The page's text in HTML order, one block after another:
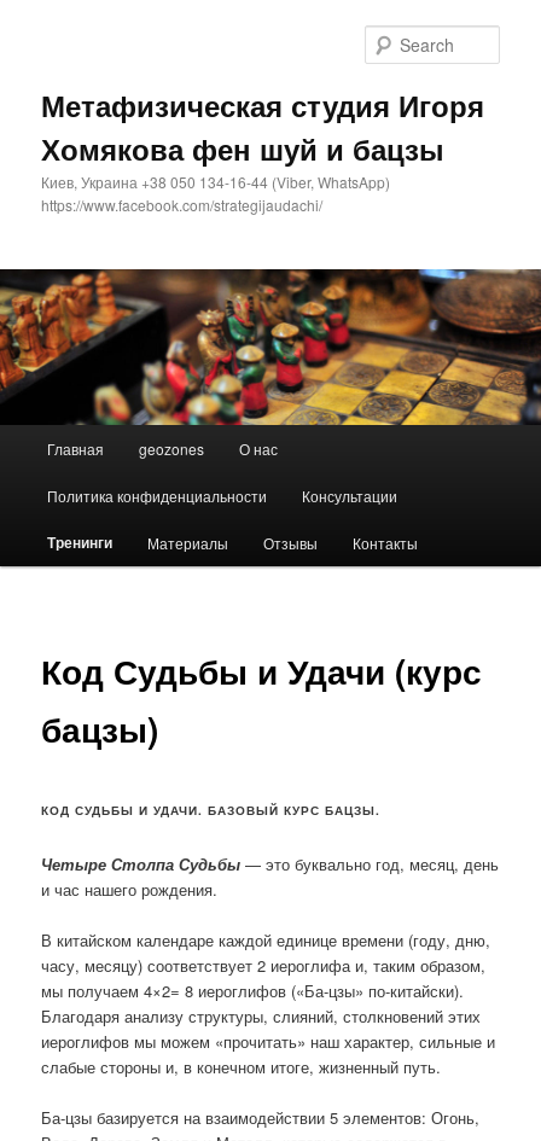
Метафизическая студия Игоря
Хомякова фен шуй и бацзы
Киев, Украина +38 050 134-16-44 (Viber, WhatsApp)
https://www.facebook.com/strategijaudachi/
Skip
to
primary
Главная geozones О нас
Политика конфиденциальности Консультации
Тренинги Материалы Отзывы Контакты
Код Судьбы и Удачи (курс
бацзы)
КОД СУДЬБЫ И УДАЧИ. БАЗОВЫЙ КУРС БАЦЗЫ.
Четыре Столпа Судьбы — это буквально год, месяц, день
и час нашего рождения.
В китайском календаре каждой единице времени (году, дню,
часу, месяцу) соответствует 2 иероглифа и, таким образом,
мы получаем 4×2= 8 иероглифов («Ба-цзы» по-китайски).
Благодаря анализу структуры, слияний, столкновений этих
иероглифов мы можем «прочитать» наш характер, сильные и
слабые стороны и, в конечном итоге, жизненный путь.
Ба-цзы базируется на взаимодействии 5 элементов: Огонь,